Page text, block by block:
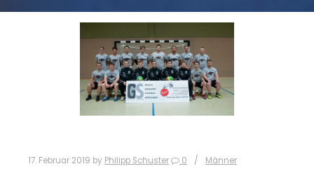
17. Februar 2019 by Philipp Schuster 0 Männer